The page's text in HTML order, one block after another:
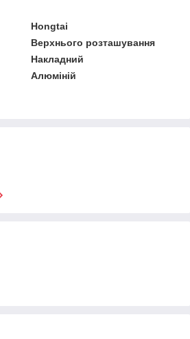
Hongtai
Верхнього розташування
Накладний
Алюміній